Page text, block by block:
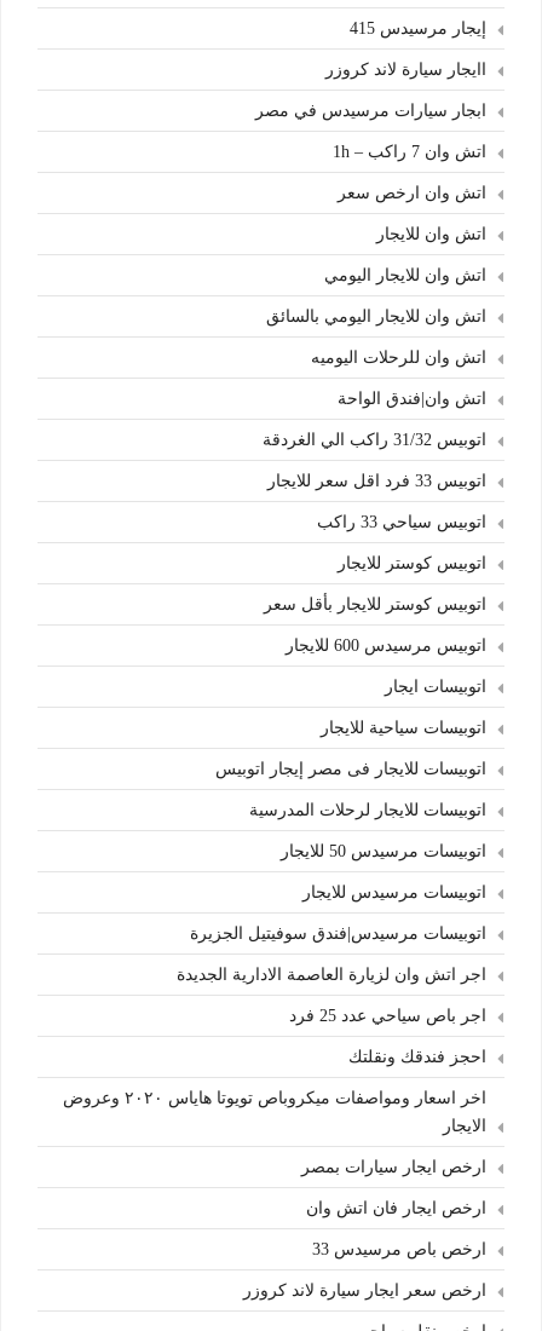
إيجار مرسيدس 415
اايجار سيارة لاند كروزر
ابجار سيارات مرسيدس في مصر
اتش وان 7 راكب – 1h
اتش وان ارخص سعر
اتش وان للايجار
اتش وان للايجار اليومي
اتش وان للايجار اليومي بالسائق
اتش وان للرحلات اليوميه
اتش وان|فندق الواحة
اتوبيس 31/32 راكب الي الغردقة
اتوبيس 33 فرد اقل سعر للايجار
اتوبيس سياحي 33 راكب
اتوبيس كوستر للايجار
اتوبيس كوستر للايجار بأقل سعر
اتوبيس مرسيدس 600 للايجار
اتوبيسات ايجار
اتوبيسات سياحية للايجار
اتوبيسات للايجار فى مصر إيجار اتوبيس
اتوبيسات للايجار لرحلات المدرسية
اتوبيسات مرسيدس 50 للايجار
اتوبيسات مرسيدس للايجار
اتوبيسات مرسيدس|فندق سوفيتيل الجزيرة
اجر اتش وان لزيارة العاصمة الادارية الجديدة
اجر باص سياحي عدد 25 فرد
احجز فندقك ونقلتك
اخر اسعار ومواصفات ميكروباص تويوتا هاياس ٢٠٢٠ وعروض
الايجار
ارخص ايجار سيارات بمصر
ارخص ايجار فان اتش وان
ارخص باص مرسيدس 33
ارخص سعر ايجار سيارة لاند كروزر